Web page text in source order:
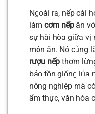
Ngoài ra, nếp cái
làm cơm nếp ăn
sự hài hòa giữa vị
món ăn. Nó cũng
rượu nếp thơm
bảo tồn giống lúa
nông nghiệp mà
ẩm thực, văn hóa